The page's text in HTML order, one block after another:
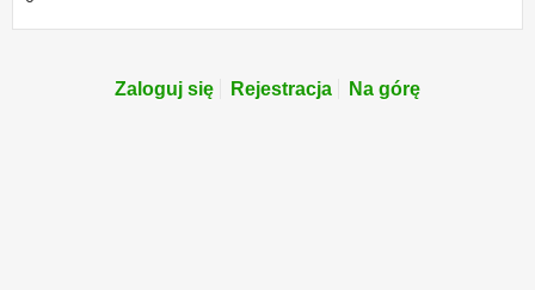
Zaloguj się Rejestracja Na górę